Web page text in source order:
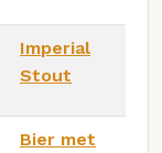
Imperial
Stout
Bier met